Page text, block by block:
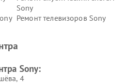
Sony
Ремонт телевизоров Sony
Sony:
4